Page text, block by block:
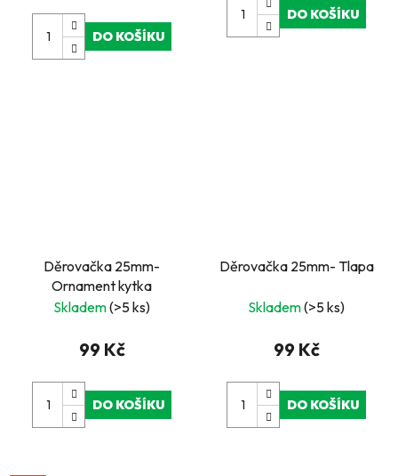
DO KOŠÍKU
DO KOŠÍKU
Děrovačka 25mm-
Ornament kytka
Skladem(>5 ks)
99 Kč
DO KOŠÍKU
Děrovačka 25mm- Tlapa
Skladem(>5 ks)
99 Kč
DO KOŠÍKU